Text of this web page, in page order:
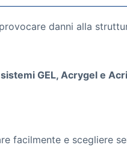
danni alla
GEL, Acrygel e
facilmente e scegliere